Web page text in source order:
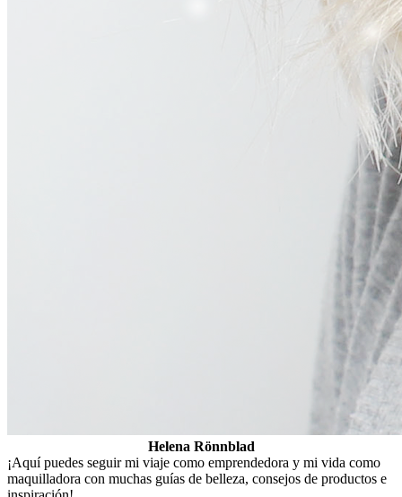
Helena Rönnblad
¡Aquí puedes seguir mi viaje como emprendedora y mi vida como
maquilladora con muchas guías de belleza, consejos de productos e